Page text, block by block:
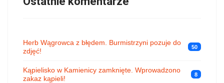
Herb Wągrowca z błędem. Burmistrzyni pozuje do
zdjęć!
50
Kąpielisko w Kamienicy zamknięte. Wprowadzono
zakaz kąpieli!
8